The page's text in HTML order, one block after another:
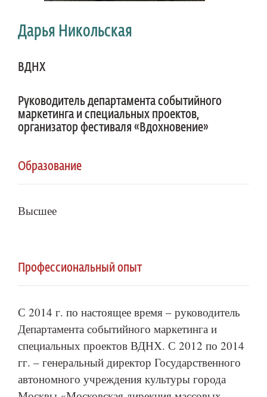
Дарья Никольская
ВДНХ
Руководитель департамента событийного
маркетинга и специальных проектов,
организатор фестиваля «Вдохновение»
Образование
Высшее
Профессиональный опыт
С 2014 г. по настоящее время – руководитель
Департамента событийного маркетинга и
специальных проектов ВДНХ. С 2012 по 2014
гг. – генеральный директор Государственного
автономного учреждения культуры города